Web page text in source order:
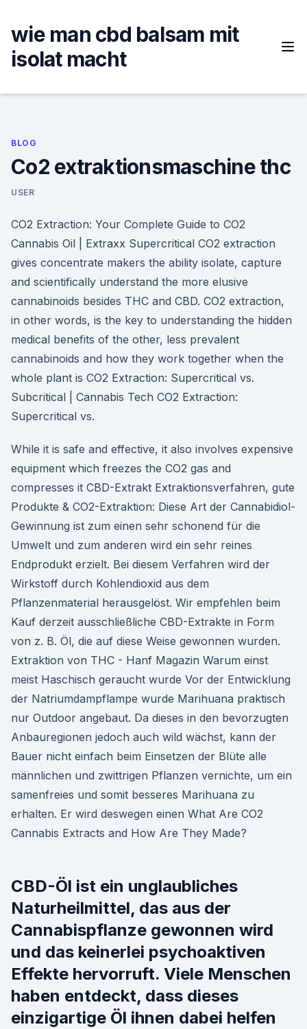
content
wie man cbd balsam mit
isolat macht
BLOG
Co2 extraktionsmaschine thc
USER
CO2 Extraction: Your Complete Guide to CO2
Cannabis Oil | Extraxx Supercritical CO2 extraction
gives concentrate makers the ability isolate, capture
and scientifically understand the more elusive
cannabinoids besides THC and CBD. CO2 extraction,
in other words, is the key to understanding the hidden
medical benefits of the other, less prevalent
cannabinoids and how they work together when the
whole plant is CO2 Extraction: Supercritical vs.
Subcritical | Cannabis Tech CO2 Extraction:
Supercritical vs.
While it is safe and effective, it also involves expensive
equipment which freezes the CO2 gas and
compresses it CBD-Extrakt Extraktionsverfahren, gute
Produkte & CO2-Extraktion: Diese Art der Cannabidiol-
Gewinnung ist zum einen sehr schonend für die
Umwelt und zum anderen wird ein sehr reines
Endprodukt erzielt. Bei diesem Verfahren wird der
Wirkstoff durch Kohlendioxid aus dem
Pflanzenmaterial herausgelöst. Wir empfehlen beim
Kauf derzeit ausschließliche CBD-Extrakte in Form
von z. B. Öl, die auf diese Weise gewonnen wurden.
Extraktion von THC - Hanf Magazin Warum einst
meist Haschisch geraucht wurde Vor der Entwicklung
der Natriumdampflampe wurde Marihuana praktisch
nur Outdoor angebaut. Da dieses in den bevorzugten
Anbauregionen jedoch auch wild wächst, kann der
Bauer nicht einfach beim Einsetzen der Blüte alle
männlichen und zwittrigen Pflanzen vernichte, um ein
samenfreies und somit besseres Marihuana zu
erhalten. Er wird deswegen einen What Are CO2
Cannabis Extracts and How Are They Made?
CBD-Öl ist ein unglaubliches
Naturheilmittel, das aus der
Cannabispflanze gewonnen wird
und das keinerlei psychoaktiven
Effekte hervorruft. Viele Menschen
haben entdeckt, dass dieses
einzigartige Öl ihnen dabei helfen